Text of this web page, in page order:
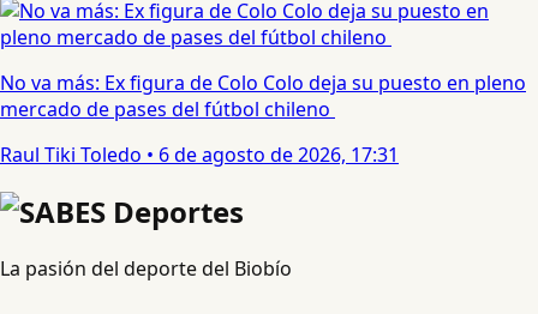
No va más: Ex figura de Colo Colo deja su puesto en pleno
mercado de pases del fútbol chileno
Raul Tiki Toledo • 6 de agosto de 2026, 17:31
La pasión del deporte del Biobío